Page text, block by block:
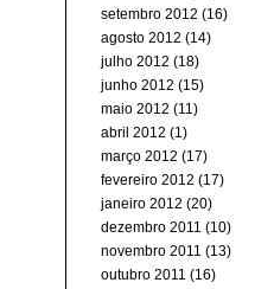
setembro 2012 (16)
agosto 2012 (14)
julho 2012 (18)
junho 2012 (15)
maio 2012 (11)
abril 2012 (1)
março 2012 (17)
fevereiro 2012 (17)
janeiro 2012 (20)
dezembro 2011 (10)
novembro 2011 (13)
outubro 2011 (16)